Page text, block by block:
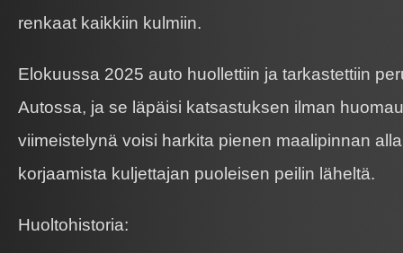
renkaat kaikkiin kulmiin.
Elokuussa 2025 auto huollettiin ja tarkastettiin
Autossa, ja se läpäisi katsastuksen ilman
viimeistelynä voisi harkita pienen maalipinnan
korjaamista kuljettajan puoleisen peilin läheltä.
Huoltohistoria: